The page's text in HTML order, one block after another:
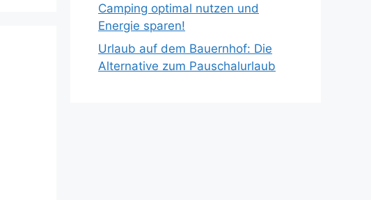
Camping optimal nutzen und
Energie sparen!
Urlaub auf dem Bauernhof: Die
Alternative zum Pauschalurlaub